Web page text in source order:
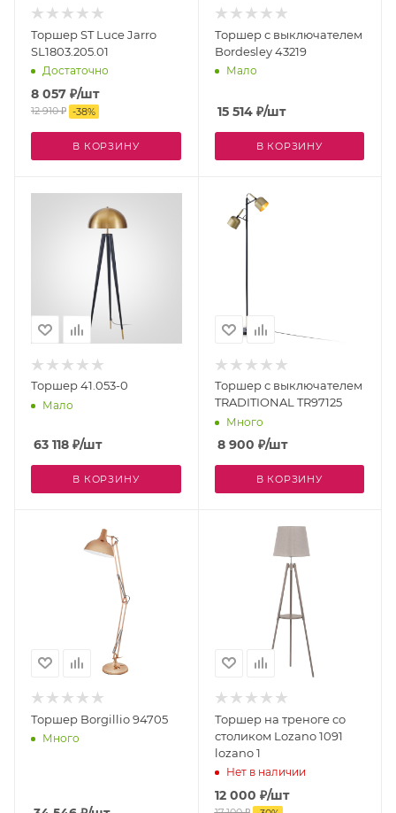
Торшер ST Luce Jarro
SL1803.205.01
Достаточно
8 057 ₽/шт
12 910₽ -38%
В КОРЗИНУ
Торшер с выключателем
Bordesley 43219
Мало
15 514₽/шт
В КОРЗИНУ
Торшер 41.053-0
Мало
63 118 ₽/шт
В КОРЗИНУ
Торшер с выключателем
TRADITIONAL TR97125
Много
8 900 ₽/шт
В КОРЗИНУ
Торшер Borgillio 94705
Много
Торшер на треноге со
столиком Lozano 1091
lozano 1
Нет в наличии
12 000 ₽/шт